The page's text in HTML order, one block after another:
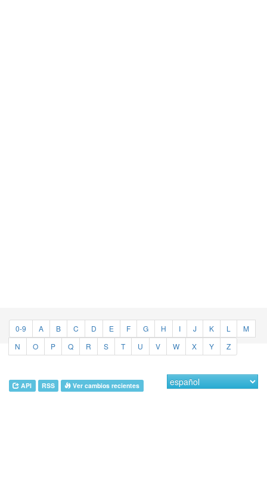
0-9 A B C D E F G H I J K L
M
N
O P Q R S T U V W X Y Z
API RSS Ver cambios recientes